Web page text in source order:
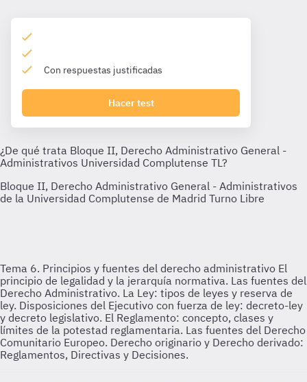
Con respuestas justificadas
Hacer test
Tema 6. Principios y fuentes del derecho administrativo El
principio de legalidad y la jerarquía normativa. Las fuentes del
Derecho Administrativo. La Ley: tipos de leyes y reserva de
ley. Disposiciones del Ejecutivo con fuerza de ley: decreto-ley
y decreto legislativo. El Reglamento: concepto, clases y
límites de la potestad reglamentaria. Las fuentes del Derecho
Comunitario Europeo. Derecho originario y Derecho derivado:
Reglamentos, Directivas y Decisiones.